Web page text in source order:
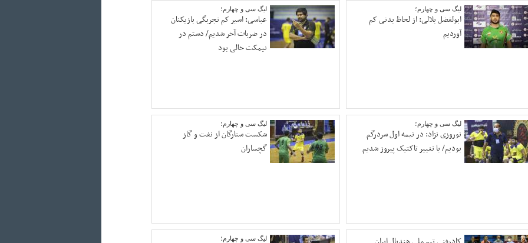
لیگ سی و چهارم؛
ابولفضل بلالی: از لحاظ بدنی کم
آوردیم
لیگ سی و چهارم؛
عباسی: اسیر کم تجربگی بازیکنان
در ضربات آخر شدیم/ دستم در
نیمکت خالی بود
لیگ سی و چهارم؛
نوروزی نژاد: در نیمه اول سردرگم
بودیم/ با تغییر تاکتیک پیروز شدیم
لیگ سی و چهارم؛
شکست ستارگان از نفت و گاز
گچساران
لیگ سی و چهارم؛